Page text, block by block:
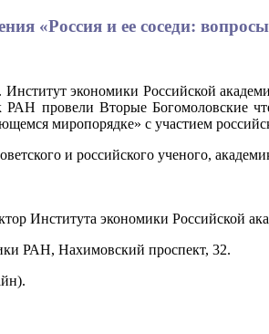
«Россия и ее соседи:
Институт экономики Российской
РАН провели Вторые Богомоловские
миропорядке» с участием
и российского ученого,
Института экономики Российской
РАН, Нахимовский проспект, 32.